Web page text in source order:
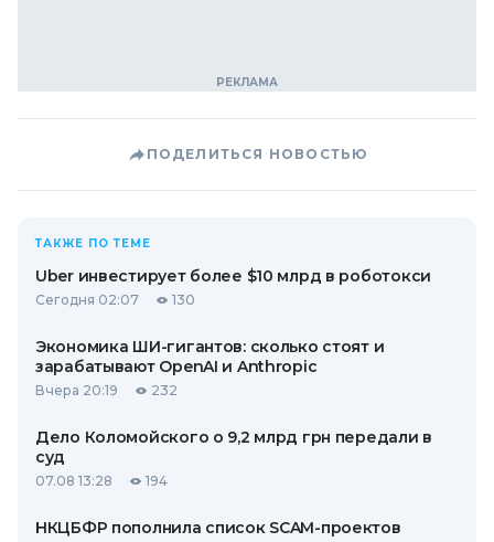
ПОДЕЛИТЬСЯ НОВОСТЬЮ
ТАКЖЕ ПО ТЕМЕ
Uber инвестирует более $10 млрд в роботокси
Сегодня 02:07 130
Экономика ШИ-гигантов: сколько стоят и
зарабатывают OpenAI и Anthropic
Вчера 20:19 232
Дело Коломойского о 9,2 млрд грн передали в
суд
07.08 13:28 194
НКЦБФР пополнила список SCAM-проектов